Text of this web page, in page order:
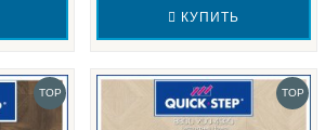
КУПИТЬ
TOP TOP